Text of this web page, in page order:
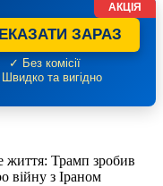
ЗАРАЗ
✓ Без комісії
та вигідно
АКЦІЯ
життя: Трамп зробив
війну з Іраном